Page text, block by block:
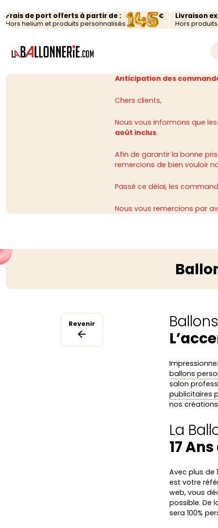
Frais de port offerts à partir de :
Hors helium et produits personnalisés
€ Livraison
Hors
Anticipation des
Chers clients,
Nous vous informons que
août inclus.
Afin de garantir la bonne
remercions de bien vouloir
Passé ce délai, les
Nous vous remercions par
Revenir
ballons
salon
publicitaires
nos
La
17
Avec plus de
est votre
web, vous
possible. De
sera 100%